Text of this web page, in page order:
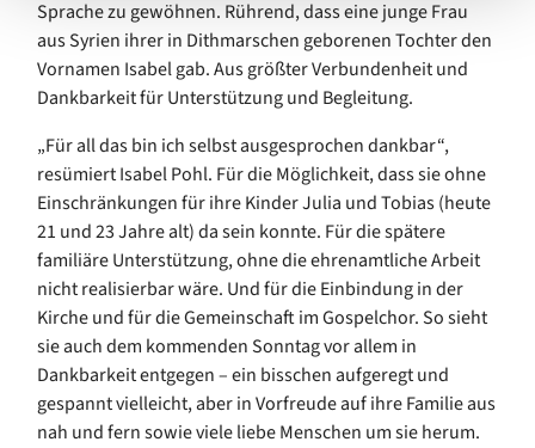
Sprache zu gewöhnen. Rührend, dass eine junge Frau
aus Syrien ihrer in Dithmarschen geborenen Tochter den
Vornamen Isabel gab. Aus größter Verbundenheit und
Dankbarkeit für Unterstützung und Begleitung.
„Für all das bin ich selbst ausgesprochen dankbar“,
resümiert Isabel Pohl. Für die Möglichkeit, dass sie ohne
Einschränkungen für ihre Kinder Julia und Tobias (heute
21 und 23 Jahre alt) da sein konnte. Für die spätere
familiäre Unterstützung, ohne die ehrenamtliche Arbeit
nicht realisierbar wäre. Und für die Einbindung in der
Kirche und für die Gemeinschaft im Gospelchor. So sieht
sie auch dem kommenden Sonntag vor allem in
Dankbarkeit entgegen – ein bisschen aufgeregt und
gespannt vielleicht, aber in Vorfreude auf ihre Familie aus
nah und fern sowie viele liebe Menschen um sie herum.